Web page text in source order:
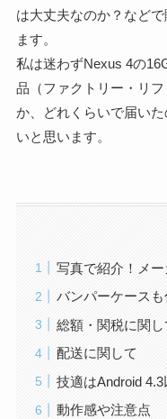
は大丈夫なのか？など
ます。
私は迷わずNexus 4の
品（ファクトリー・リ
か、どれくらいで届い
いと思います。
写真で紹介！メー
バンパーケースも
総額・関税に関し
配送に関して
技適はAndroid 4.3
動作感や注意点